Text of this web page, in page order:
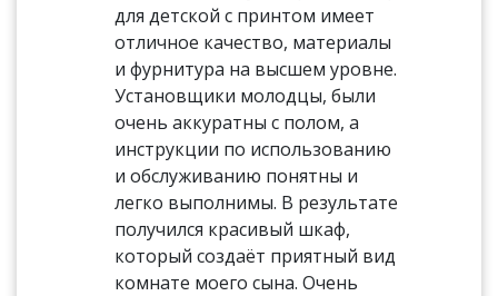
для детской с принтом имеет
отличное качество, материалы
и фурнитура на высшем уровне.
Установщики молодцы, были
очень аккуратны с полом, а
инструкции по использованию
и обслуживанию понятны и
легко выполнимы. В результате
получился красивый шкаф,
который создаёт приятный вид
комнате моего сына. Очень